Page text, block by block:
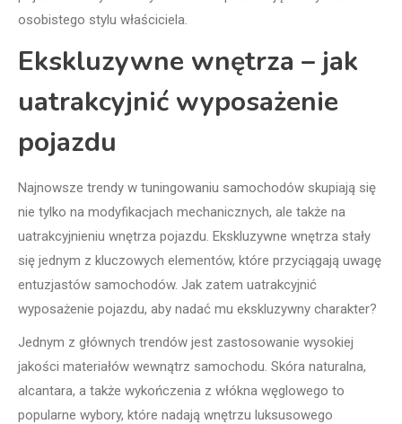
osobistego stylu właściciela.
Ekskluzywne wnętrza – jak
uatrakcyjnić wyposażenie
pojazdu
Najnowsze trendy w tuningowaniu samochodów skupiają się
nie tylko na modyfikacjach mechanicznych, ale także na
uatrakcyjnieniu wnętrza pojazdu. Ekskluzywne wnętrza stały
się jednym z kluczowych elementów, które przyciągają uwagę
entuzjastów samochodów. Jak zatem uatrakcyjnić
wyposażenie pojazdu, aby nadać mu ekskluzywny charakter?
Jednym z głównych trendów jest zastosowanie wysokiej
jakości materiałów wewnątrz samochodu. Skóra naturalna,
alcantara, a także wykończenia z włókna węglowego to
popularne wybory, które nadają wnętrzu luksusowego